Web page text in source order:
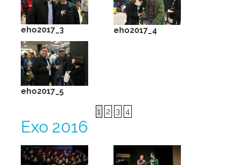
eho2017_3 eho2017_4
eho2017_5
1 2 3 4
Ехо 2016